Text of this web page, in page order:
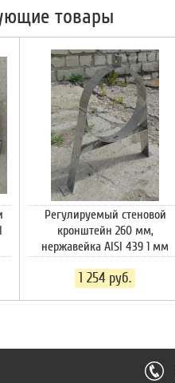
товары
Регулируемый стеновой
кронштейн 260 мм,
нержавейка AISI 439 1 мм
1 254 руб.